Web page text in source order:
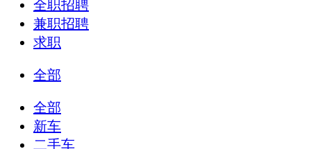
全职招聘
兼职招聘
求职
全部
全部
新车
二手车